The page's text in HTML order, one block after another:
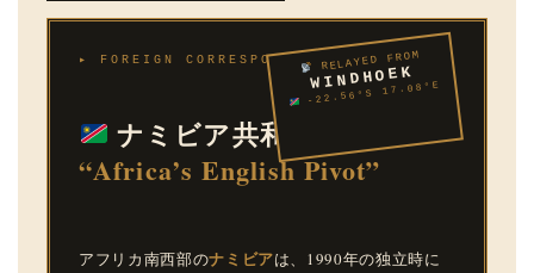
RELAYED FROM
WINDHOEK
-22.56°S 17.08°E
▸ FOREIGN CORRESPONDENT REPORT
ナミビア共和国 —
“Africa’s English Pivot”
アフリカ南西部のナミビアは、1990年の独立時に